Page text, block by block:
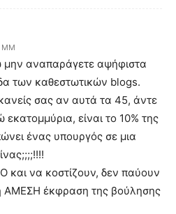
ΜΜ
αναπαράγετε αψήφιστα
των καθεστωτικών blogs.
σας αν αυτά τα 45, άντε
είναι το 10% της
ένας υπουργός σε μια
και να κοστίζουν, δεν παύουν
ΑΜΕΣΗ έκφραση της βούλησης